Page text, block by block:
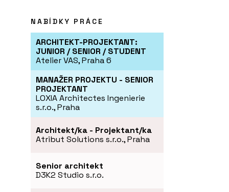
NABÍDKY PRÁCE
ARCHITEKT-PROJEKTANT:
JUNIOR / SENIOR / STUDENT
Atelier VAS, Praha 6
MANAŽER PROJEKTU - SENIOR
PROJEKTANT
LOXIA Architectes Ingenierie
s.r.o., Praha
Architekt/ka - Projektant/ka
Atribut Solutions s.r.o., Praha
Senior architekt
D3K2 Studio s.r.o.